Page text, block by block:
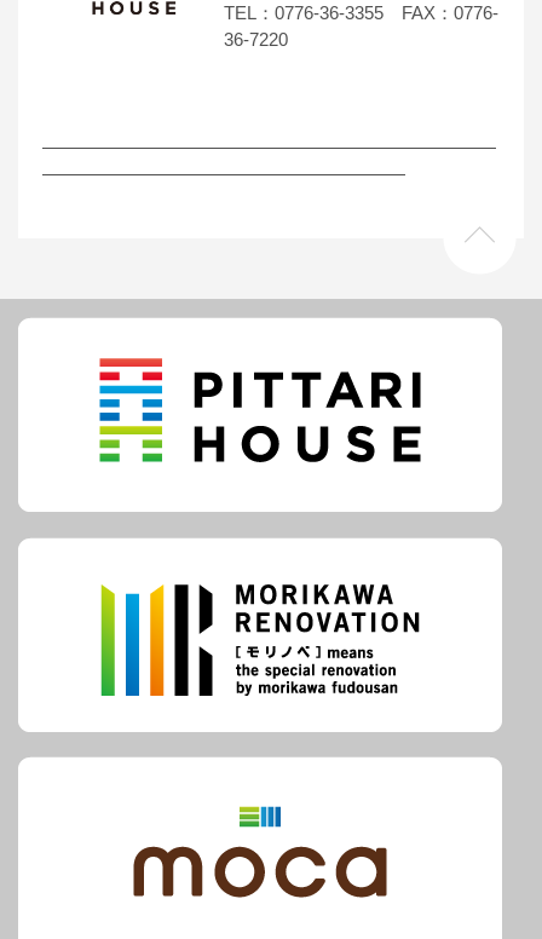
TEL：0776-36-3355 FAX：0776-
36-7220
―――――――――――――――――――――――――
――――――――――――――――――――